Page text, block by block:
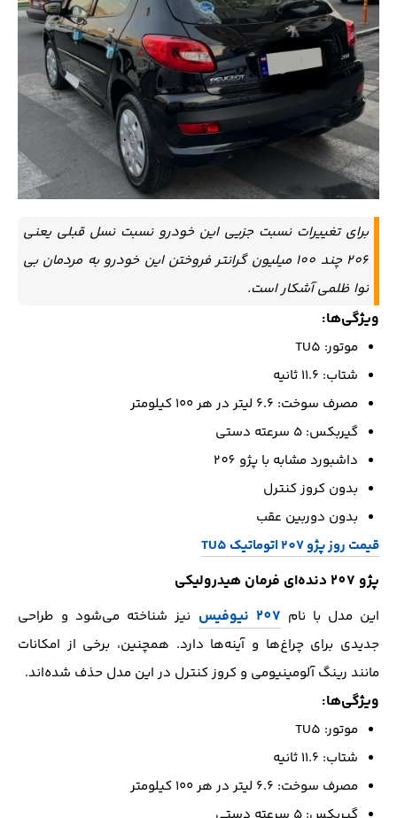
برای تغییرات نسبت جزیی این خودرو نسبت نسل قبلی یعنی
206 چند 100 میلیون گرانتر فروختن این خودرو به مردمان بی
نوا ظلمی آشکار است.
ویژگی‌ها:
موتور: TU5
شتاب: ۱۱.۶ ثانیه
مصرف سوخت: ۶.۶ لیتر در هر ۱۰۰ کیلومتر
گیربکس: ۵ سرعته دستی
داشبورد مشابه با پژو 206
بدون کروز کنترل
بدون دوربین عقب
قیمت روز پژو 207 اتوماتیک TU5
پژو 207 دنده‌ای فرمان هیدرولیکی
این مدل با نام 207 نیوفیس
نیز شناخته می‌شود و طراحی
جدیدی برای چراغ‌ها و آینه‌ها دارد. همچنین، برخی از امکانات
مانند رینگ آلومینیومی و کروز کنترل در این مدل حذف شده‌اند.
ویژگی‌ها:
موتور: TU5
شتاب: ۱۱.۶ ثانیه
مصرف سوخت: ۶.۶ لیتر در هر ۱۰۰ کیلومتر